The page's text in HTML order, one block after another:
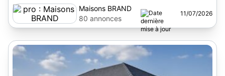
Maisons BRAND
80 annonces
11/07/2026